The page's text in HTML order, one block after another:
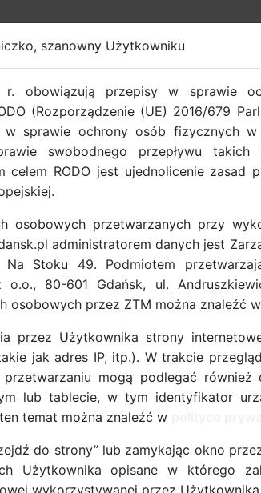
Aktywnej już
udział w IV Kongresie
Miasto Gdańsk oraz
dniach 12-13 września w
udział wIV Kongres Mobilności
Polską Unię Mobilności Aktywnej
Kongresowym AmberExpo.
płaszczyzną wymiany doświadczeń z
szanowny Użytkowniku
obowiązują przepisy w sprawie
(Rozporządzenie (UE) 2016/679
sprawie ochrony osób fizycznych
swobodnego przepływu takich
celem RODO jest ujednolicenie zasad
osobowych przetwarzanych przy
administratorem danych jest
Stoku 49. Podmiotem
o.o., 80-601 Gdańsk, ul.
osobowych przez ZTM można znaleźć w
przez Użytkownika strony
jak adres IP, itp.). W trakcie
przetwarzaniu mogą podlegać
lub tablecie, w tym identyfikator
temat można znaleźć w
do strony” lub zamykając okno
Użytkownika opisane w którego
wykorzystywanej przez Użytkownika.